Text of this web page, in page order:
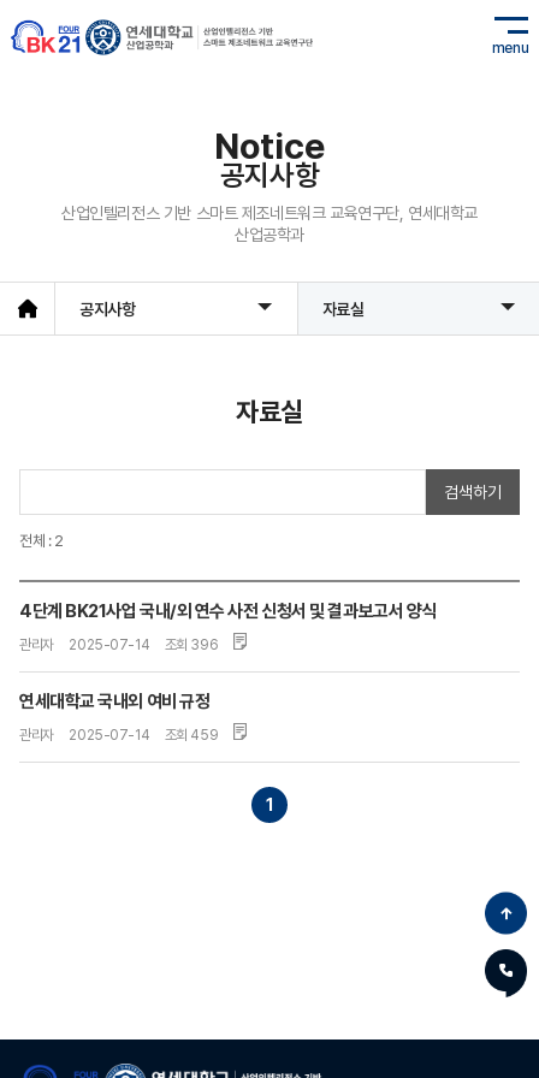
menu
Notice
공지사항
산업인텔리전스 기반 스마트 제조네트워크 교육연구단, 연세대학교
산업공학과
공지사항 자료실
자료실
전체 : 2
검색하기
4단계 BK21사업 국내/외 연수 사전 신청서 및 결과보고서 양식
관리자 2025-07-14 조회 396
연세대학교 국내외 여비 규정
관리자 2025-07-14 조회 459
1